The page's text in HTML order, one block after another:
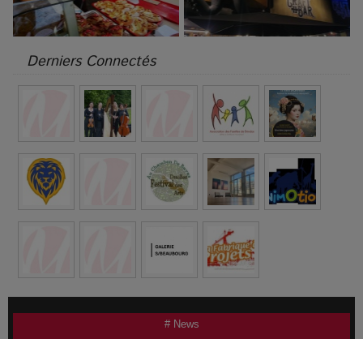
Derniers Connectés
# News